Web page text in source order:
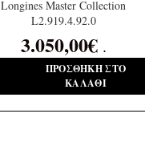
Longines Master Collection
L2.919.4.92.0
3.050,00€ .
ΠΡΟΣΘΉΚΗ ΣΤΟ
ΚΑΛΆΘΙ